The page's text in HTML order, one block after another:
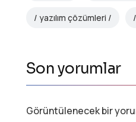
yazılım çözümleri
Son yorumlar
Görüntülenecek bir